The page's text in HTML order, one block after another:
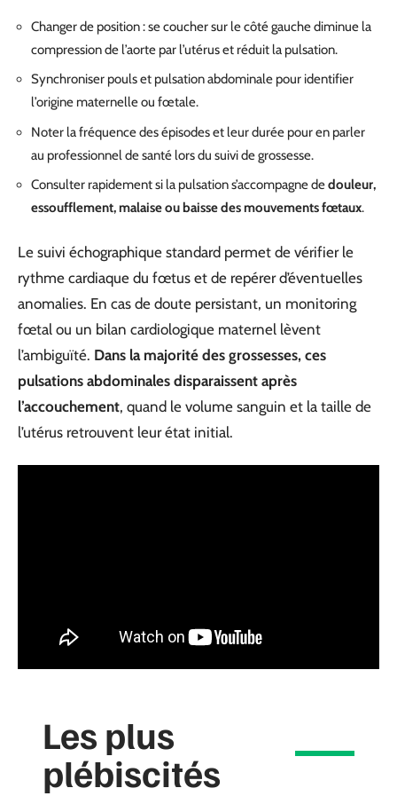
Changer de position : se coucher sur le côté gauche diminue la
compression de l’aorte par l’utérus et réduit la pulsation.
Synchroniser pouls et pulsation abdominale pour identifier
l’origine maternelle ou fœtale.
Noter la fréquence des épisodes et leur durée pour en parler
au professionnel de santé lors du suivi de grossesse.
Consulter rapidement si la pulsation s’accompagne dedouleur,
essoufflement, malaise ou baisse des mouvements fœtaux.
Le suivi échographique standard permet de vérifier le
rythme cardiaque du fœtus et de repérer d’éventuelles
anomalies. En cas de doute persistant, un monitoring
fœtal ou un bilan cardiologique maternel lèvent
l’ambiguïté. Dans la majorité des grossesses, ces
pulsations abdominales disparaissent après
l’accouchement, quand le volume sanguin et la taille de
l’utérus retrouvent leur état initial.
Les plus
plébiscités